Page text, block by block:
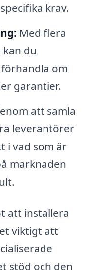
krav.
Med flera
du
om
garantier.
att samla
leverantörer
i vad som är
marknaden
att installera
viktigt att
stöd och den